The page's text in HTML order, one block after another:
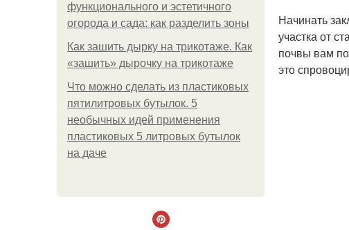
функционального и эстетичного
огорода и сада: как разделить зоны
Как зашить дырку на трикотаже. Как
«зашить» дырочку на трикотаже
Что можно сделать из пластиковых
пятилитровых бутылок. 5
необычных идей применения
пластиковых 5 литровых бутылок
на даче
Начинать
участка от
почвы вам
это